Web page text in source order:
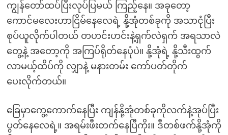
ကျွန်တော်ထပ်ပြီးလုပ်ပြမယ် ကြည့်နေ။ အခုတော့
ကောင်မလေးဟာငြိမ်နေလေရဲ့ နို့အုံတစ်ခုကို အသာငုံပြီး
စုပ်ယူလိုက်ပါတယ် တဟင်းဟင်းနဲ့ရှက်လဲရှက် အရသာလဲ
တွေ့နဲ့ အတော့ကို အကြပ်ရိုတ်နေပုံပဲ။ နို့အုံရဲ့ နို့သီးထွက်
လာမယ့်ထိပ်ကို လျှာနဲ့ မနားတမ်း ကော်ပတ်တိုက်
ပေးလိုက်တယ်။
ခြေမှာကွေ့ကောက်နေပြီး ကျန်နို့အုံတစ်ခုကိုလက်နဲ့အုပ်ပြီး
ပွတ်နေလေရဲ့။ အရမ်းဖီးတက်နေပြီကိုး။ ဒီတစ်ဖက်နို့အုံကို